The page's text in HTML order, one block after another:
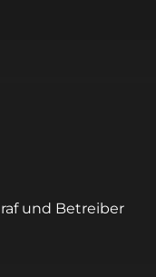
und Betreiber